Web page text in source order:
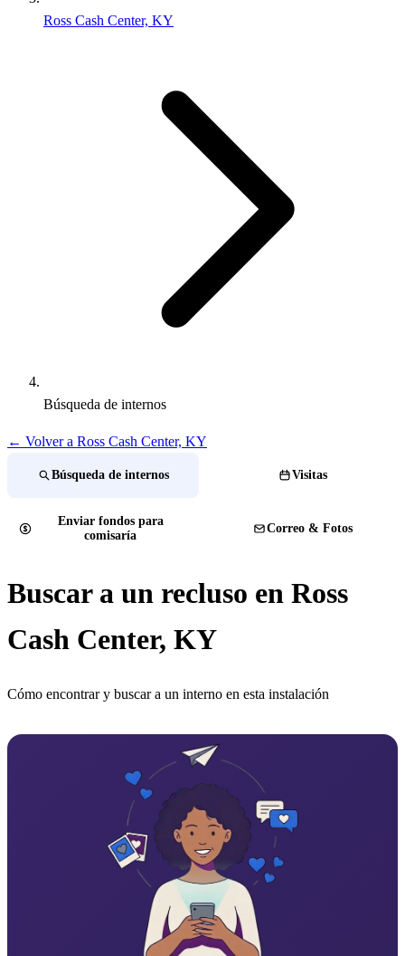
Ross Cash Center, KY
Búsqueda de internos
← Volver a Ross Cash Center, KY
Búsqueda de internos Visitas
Enviar fondos para
comisaría
Correo & Fotos
Buscar a un recluso en Ross
Cash Center, KY
Cómo encontrar y buscar a un interno en esta instalación